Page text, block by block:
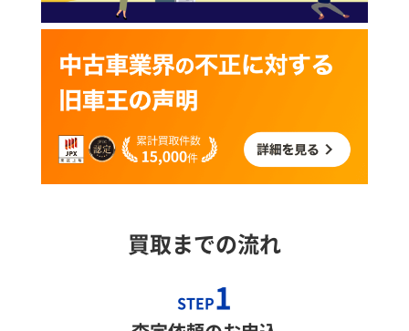
買取までの流れ
STEP1